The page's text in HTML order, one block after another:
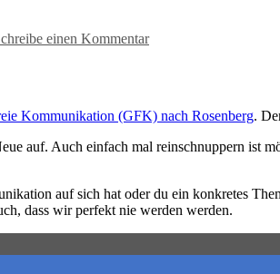
einen Kommentarwar
Gartenpforte
Kommunikation (GFK) nach Rosenberg.
auf. Auch einfach mal reinschnuppern ist
auf sich hat oder du ein konkretes
dass wir perfekt nie werden werden.